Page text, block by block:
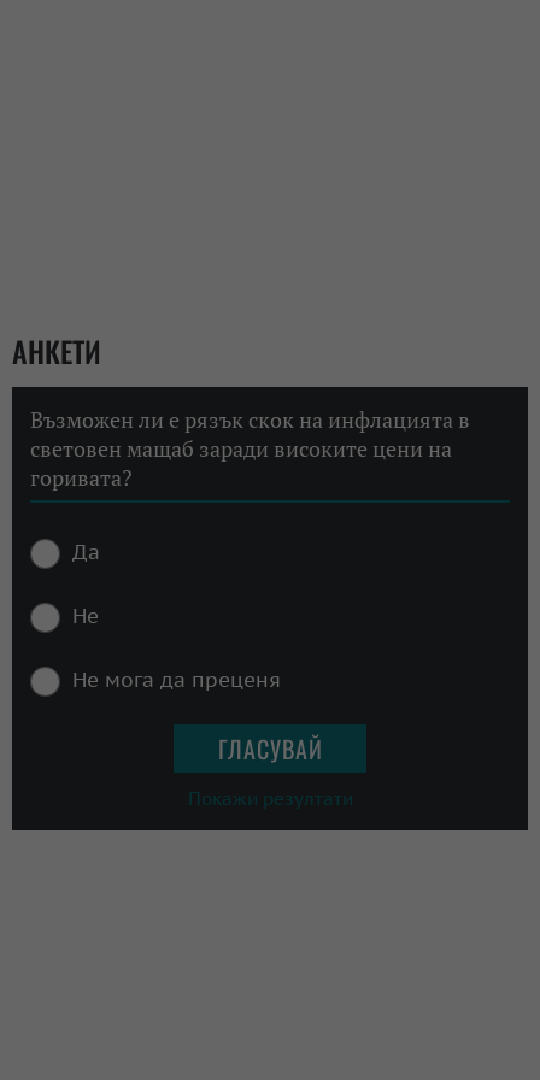
АНКЕТИ
Възможен ли е рязък скок на инфлацията в
световен мащаб заради високите цени на
горивата?
Да
Не
Не мога да преценя
Покажи резултати